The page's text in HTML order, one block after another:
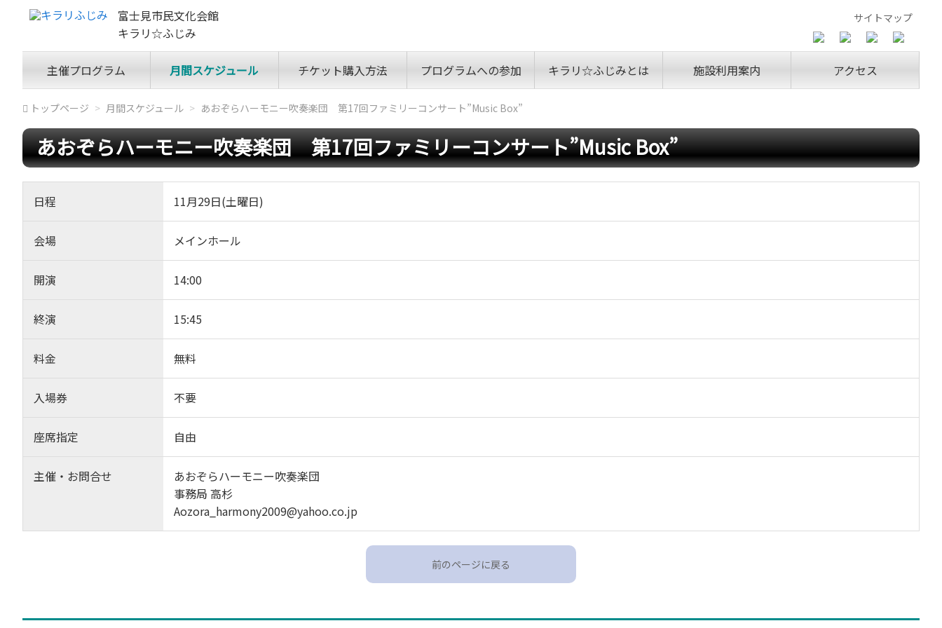
富士見市民文化会館
キラリ☆ふじみ
サイトマップ
主催プログラム 月間スケジュール チケット購入方法 プログラムへの参加 キラリ☆ふじみとは 施設利用案内 アクセス
トップページ 月間スケジュール あおぞらハーモニー吹奏楽団 第17回ファミリーコンサート”Music Box”
あおぞらハーモニー吹奏楽団 第17回ファミリーコンサート”Music Box”
日程 11月29日(土曜日)
会場 メインホール
開演 14:00
終演 15:45
料金 無料
入場券 不要
座席指定 自由
主催・お問合せ
あおぞらハーモニー吹奏楽団
事務局 高杉
Aozora_harmony2009@yahoo.co.jp
前のページに戻る